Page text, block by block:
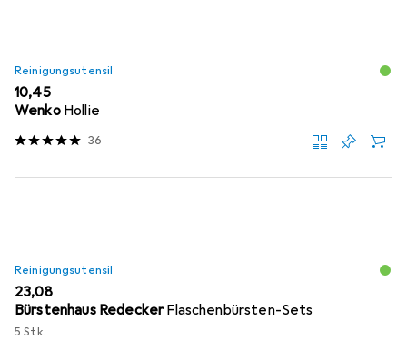
Reinigungsutensil
EUR
10,45
Wenko Hollie
36
Reinigungsutensil
EUR
23,08
Bürstenhaus RedeckerFlaschenbürsten-Sets
5 Stk.